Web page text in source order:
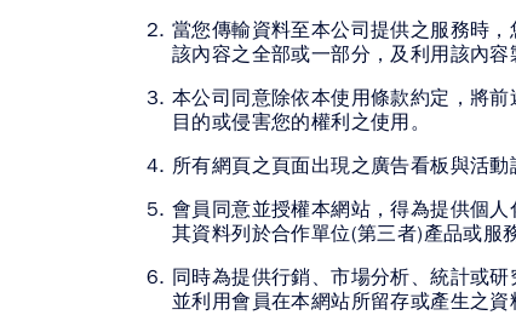
當您傳輸資料至本公司提供之服務時
該內容之全部或一部分，及利用該內
本公司同意除依本使用條款約定，將
目的或侵害您的權利之使用。
所有網頁之頁面出現之廣告看板與活
會員同意並授權本網站，得為提供個
其資料列於合作單位(第三者)產品或服
同時為提供行銷、市場分析、統計或
並利用會員在本網站所留存或產生之